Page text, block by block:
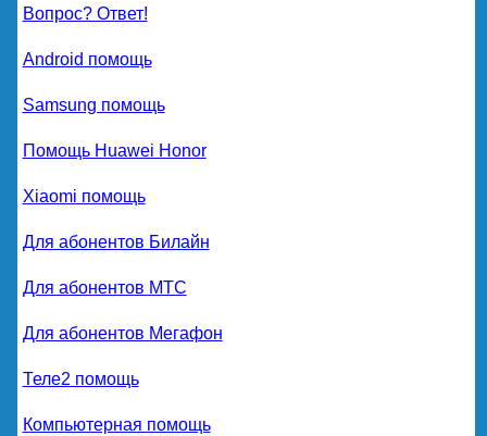
Вопрос? Ответ!
Android помощь
Samsung помощь
Помощь Huawei Honor
Xiaomi помощь
Для абонентов Билайн
Для абонентов МТС
Для абонентов Мегафон
Теле2 помощь
Компьютерная помощь